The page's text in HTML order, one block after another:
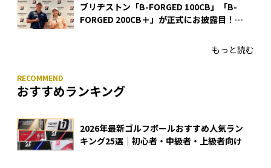
ブリヂストン「B-FORGED 100CB」「B-
FORGED 200CB＋」が正式にお披露目！
もっと読む
おすすめランキング
2026年最新ゴルフボールおすすめ人気ラン
キング25選｜初心者・中級者・上級者向け